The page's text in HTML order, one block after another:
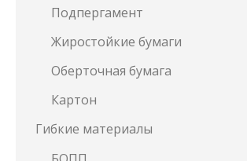
Подпергамент
Жиростойкие бумаги
Оберточная бумага
Картон
Гибкие материалы